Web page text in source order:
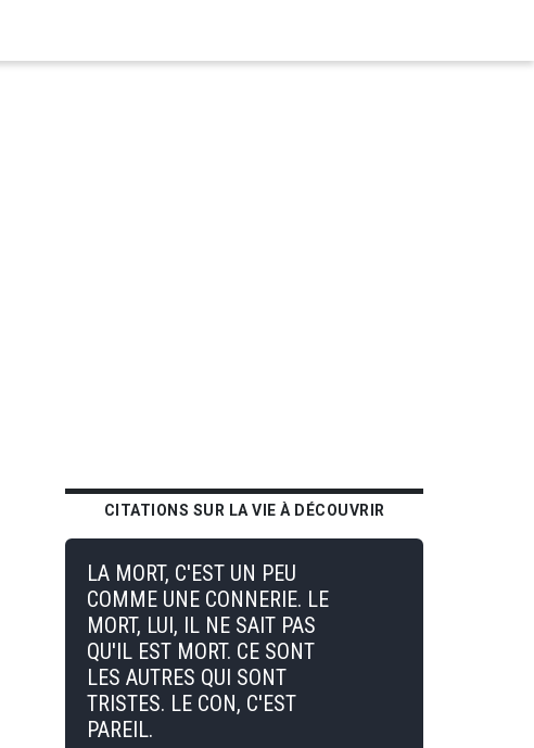
CITATIONS SUR LA VIE À DÉCOUVRIR
LA MORT, C'EST UN PEU
COMME UNE CONNERIE. LE
MORT, LUI, IL NE SAIT PAS
QU'IL EST MORT. CE SONT
LES AUTRES QUI SONT
TRISTES. LE CON, C'EST
PAREIL.